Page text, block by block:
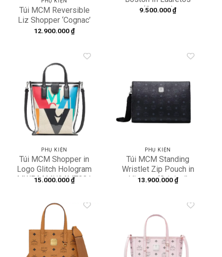
Túi MCM Reversible
Liz Shopper ‘Cognac’
MWPDALR01CO001
12.900.000₫
‘Cognac’
9.500.000₫
wishlist
PHỤ KIỆN
Túi MCM Shopper in
Logo Glitch Hologram
MWPAAMH04MT001
15.000.000₫
wishlist
PHỤ KIỆN
Túi MCM Standing
Wristlet Zip Pouch in
Visetos ‘Original’
13.900.000₫
Add to
wishlist
wishlist